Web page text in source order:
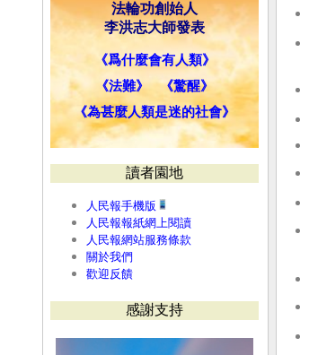
法輪功創始人
李洪志大師發表
《爲什麼會有人類》
《法難》
《驚醒》
《為甚麼人類是迷的社會》
讀者園地
人民報手機版
人民報報紙網上閱讀
人民報網站服務條款
關於我們
歡迎反饋
感謝支持